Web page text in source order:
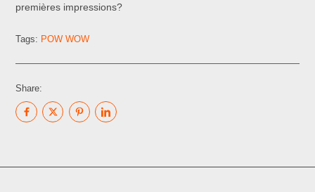
premières impressions?
Tags: POW WOW
Share: